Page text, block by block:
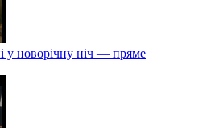
у новорічну ніч — пряме